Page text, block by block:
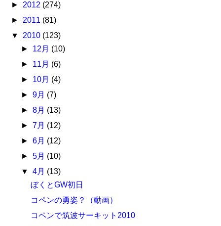
► 2012 (274)
► 2011 (81)
▼ 2010 (123)
► 12月 (10)
► 11月 (6)
► 10月 (4)
► 9月 (7)
► 8月 (13)
► 7月 (12)
► 6月 (12)
► 5月 (10)
▼ 4月 (13)
ぼくとGW初日
コペンの勇姿？（動画）
コペンで筑波サーキット2010